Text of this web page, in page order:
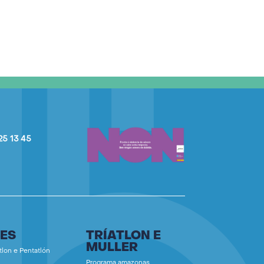
13 45
e Pentatlón
TRÍATLON E
MULLER